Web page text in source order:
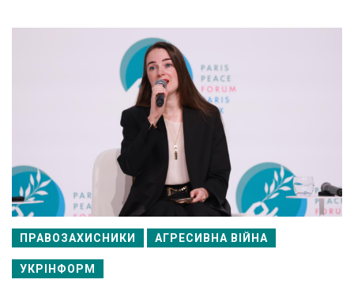
ПРАВОЗАХИСНИКИ АГРЕСИВНА ВІЙНА
УКРІНФОРМ